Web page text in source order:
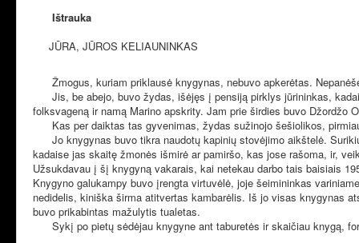
Ištrauka
JŪRA, JŪROS KELIAUNINKAS
Žmogus, kuriam priklausė knygynas, nebuvo apkerėtas.
Jis, be abejo, buvo žydas, išėjęs į pensiją pirklys jūrininkas,
folksvageną ir namą Marino apskrity. Jam prie širdies buvo Džordžo
Kas per daiktas tas gyvenimas, žydas sužinojo šešiolikos,
Jo knygynas buvo tikra naudotų kapinių stovėjimo aikštelė.
kadaise jas skaitę žmonės išmirė ar pamiršo, kas jose rašoma, ir,
Užsukdavau į šį knygyną vakarais, kai netekau darbo tais baisiais
Knygyno galukampy buvo įrengta virtuvėlė, joje šeimininkas
nedidelis, kiniška širma atitvertas kambarėlis. Iš jo visas knygynas
buvo prikabintas mažulytis tualetas.
Sykį po pietų sėdėjau knygyne ant taburetės ir skaičiau knygą,